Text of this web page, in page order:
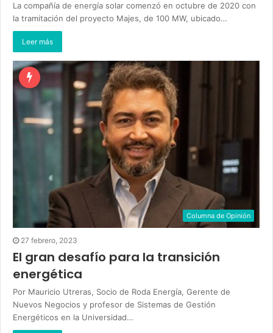
La compañía de energía solar comenzó en octubre de 2020 con
la tramitación del proyecto Majes, de 100 MW, ubicado…
Leer más
Columna de Opinión
27 febrero, 2023
El gran desafío para la transición
energética
Por Mauricio Utreras, Socio de Roda Energía, Gerente de
Nuevos Negocios y profesor de Sistemas de Gestión
Energéticos en la Universidad…